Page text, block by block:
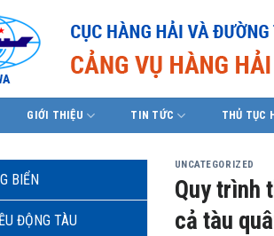
GIỚI THIỆU TIN TỨC THỦ TỤC
BIỂN
ĐỘNG TÀU
UNCATEGORIZED
Quy trình
cả tàu